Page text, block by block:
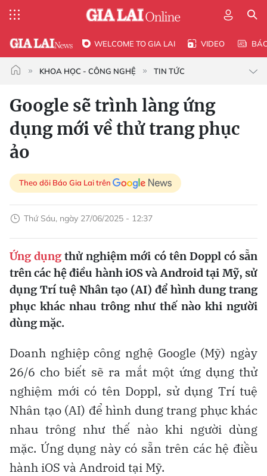
WELCOME TO GIA LAI VIDEO
KHOA HỌC - CÔNG NGHỆ TIN TỨC
Google sẽ trình làng ứng
dụng mới về thử trang phục
ảo
Theo dõi Báo Gia Lai trên
Thứ Sáu, ngày 27/06/2025 - 12:37
Ứng dụng thử nghiệm mới có tên Doppl có sẵn
trên các hệ điều hành iOS và Android tại Mỹ, sử
dụng Trí tuệ Nhân tạo (AI) để hình dung trang
phục khác nhau trông như thế nào khi người
dùng mặc.
Doanh nghiệp công nghệ Google (Mỹ) ngày
26/6 cho biết sẽ ra mắt một ứng dụng thử
nghiệm mới có tên Doppl, sử dụng Trí tuệ
Nhân tạo (AI) để hình dung trang phục khác
nhau trông như thế nào khi người dùng
mặc. Ứng dụng này có sẵn trên các hệ điều
hành iOS và Android tại Mỹ.